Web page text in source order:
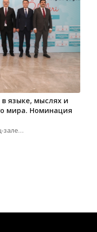
языке, мыслях и
мира. Номинация
зале…